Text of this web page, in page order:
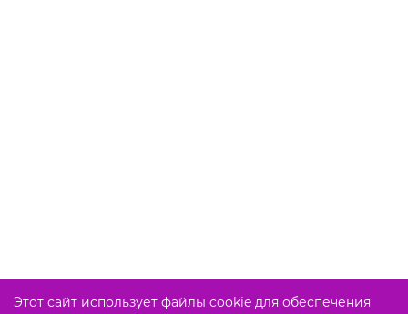
Этот сайт использует файлы cookie для обеспечения